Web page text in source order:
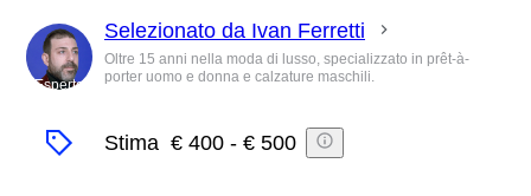
Esperto
Selezionato da Ivan Ferretti
Oltre 15 anni nella moda di lusso, specializzato in prêt-à-
porter uomo e donna e calzature maschili.
Stima € 400 - € 500